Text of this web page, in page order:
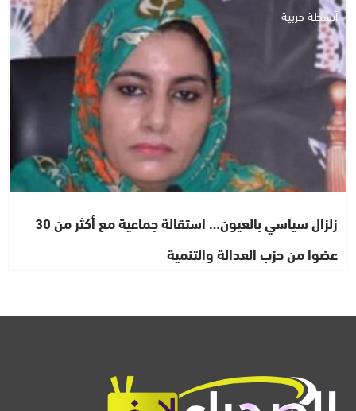
أنشطة حزبية
زلزال سياسي بالعيون… استقالة جماعية مع أكثر من 30
عضوا من حزب العدالة والتنمية